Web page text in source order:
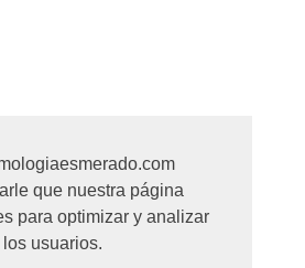
que nuestra página
para optimizar y analizar
usuarios.